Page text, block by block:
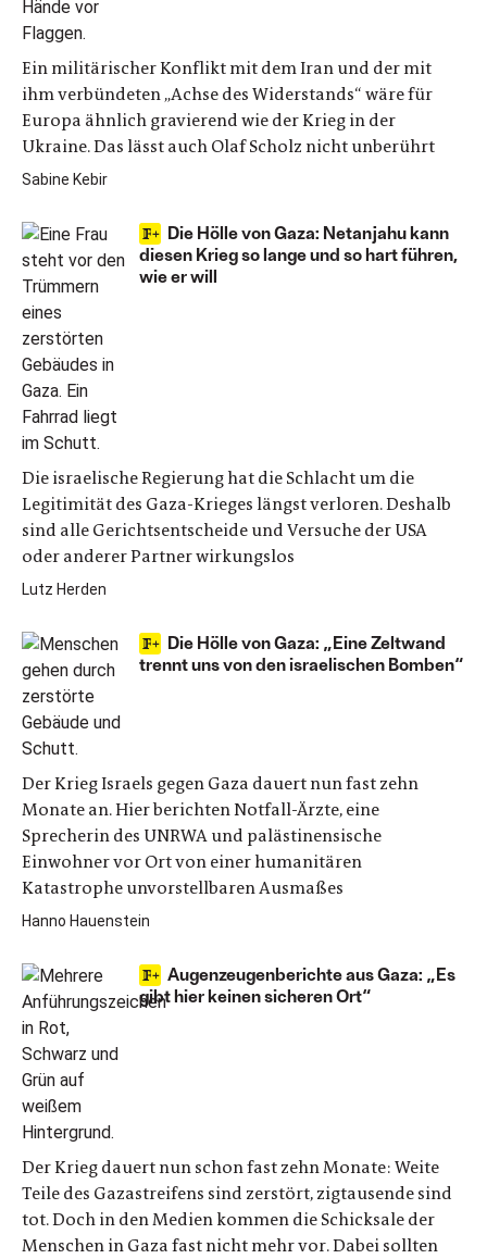
Ein militärischer Konflikt mit dem Iran und der mit
ihm verbündeten „Achse des Widerstands“ wäre für
Europa ähnlich gravierend wie der Krieg in der
Ukraine. Das lässt auch Olaf Scholz nicht unberührt
Sabine Kebir
Die Hölle von Gaza: Netanjahu kann
diesen Krieg so lange und so hart führen,
wie er will
Die israelische Regierung hat die Schlacht um die
Legitimität des Gaza-Krieges längst verloren. Deshalb
sind alle Gerichtsentscheide und Versuche der USA
oder anderer Partner wirkungslos
Lutz Herden
Die Hölle von Gaza: „Eine Zeltwand
trennt uns von den israelischen Bomben“
Der Krieg Israels gegen Gaza dauert nun fast zehn
Monate an. Hier berichten Notfall-Ärzte, eine
Sprecherin des UNRWA und palästinensische
Einwohner vor Ort von einer humanitären
Katastrophe unvorstellbaren Ausmaßes
Hanno Hauenstein
Augenzeugenberichte aus Gaza: „Es
gibt hier keinen sicheren Ort“
Der Krieg dauert nun schon fast zehn Monate: Weite
Teile des Gazastreifens sind zerstört, zigtausende sind
tot. Doch in den Medien kommen die Schicksale der
Menschen in Gaza fast nicht mehr vor. Dabei sollten